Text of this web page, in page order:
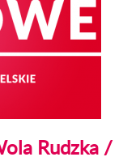
Rudzka /